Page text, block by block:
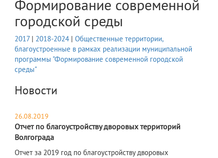
Формирование современной
городской среды
2017 | 2018-2024 | Общественные территории,
благоустроенные в рамках реализации муниципальной
программы "Формирование современной городской
среды"
Новости
26.08.2019
Отчет по благоустройству дворовых территорий
Волгограда
Отчет за 2019 год по благоустройству дворовых